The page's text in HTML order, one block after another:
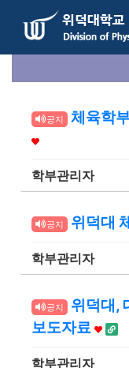
공지 체육학
학부관리자
공지 위덕대
학부관리자
공지
위덕대,
보도자료
학부관리자